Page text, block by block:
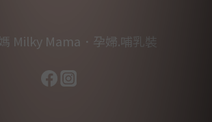
Milky Mama．孕婦.哺乳裝